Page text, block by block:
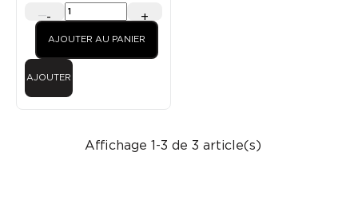
- +
AJOUTER AU PANIER
AJOUTER
Affichage 1-3 de 3 article(s)